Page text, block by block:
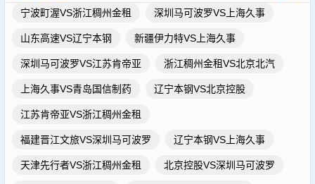
宁波町渥VS浙江稠州金租
深圳马可波罗VS上海久事
山东高速VS辽宁本钢 新疆伊力特VS上海久事
深圳马可波罗VS江苏肯帝亚 浙江稠州金租VS北京北汽
上海久事VS青岛国信制药 辽宁本钢VS北京控股
江苏肯帝亚VS浙江稠州金租
福建晋江文旅VS深圳马可波罗 辽宁本钢VS上海久事
天津先行者VS浙江稠州金租 北京控股VS深圳马可波罗